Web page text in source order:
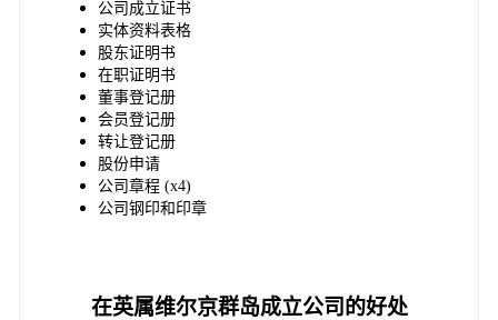
公司成立证书
实体资料表格
股东证明书
在职证明书
董事登记册
会员登记册
转让登记册
股份申请
公司章程 (x4)
公司钢印和印章
在英属维尔京群岛成立公司的好处